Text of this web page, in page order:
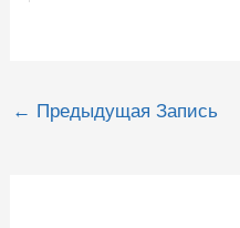
Навигация
← Предыдущая Запись